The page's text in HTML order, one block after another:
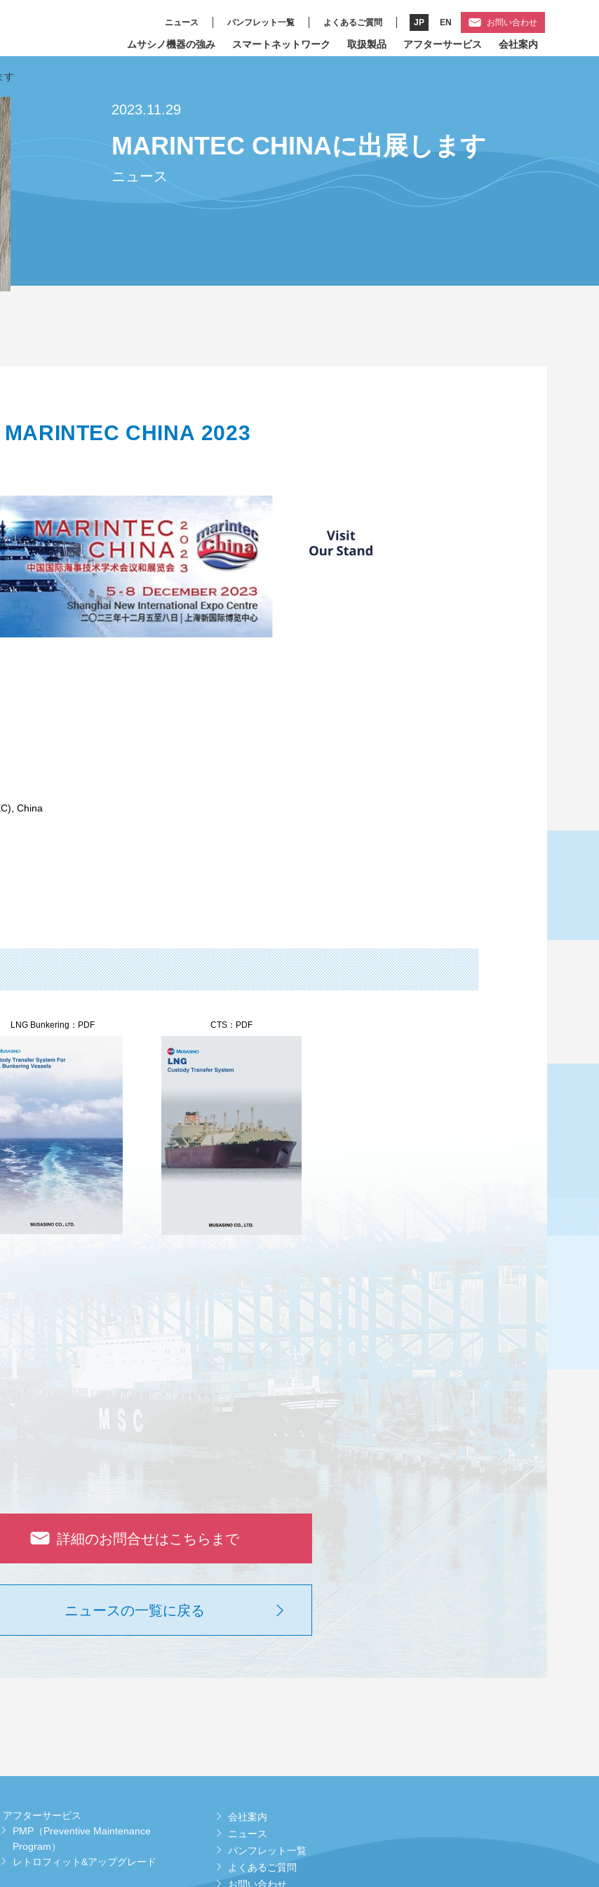
ニュース パンフレット一覧 よくあるご質問 JP EN お問い合わせ
ムサシノ機器の強み スマートネットワーク 取扱製品 アフターサービス 会社案内
す
2023.11.29
MARINTEC CHINAに出展します
ニュース
MARINTEC CHINA 2023
China
LNG Bunkering：PDF CTS：PDF
詳細のお問合せはこちらまで
ニュースの一覧に戻る
アフターサービス
PMP（Preventive Maintenance
Program）
レトロフィット&アップグレード
会社案内
ニュース
パンフレット一覧
よくあるご質問
お問い合わせ